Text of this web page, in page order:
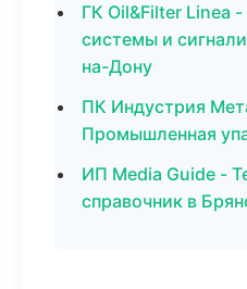
ГК Oil&Filter Linea
системы и
на-Дону
ПК Индустрия
Промышленная
ИП Media Guide -
справочник в